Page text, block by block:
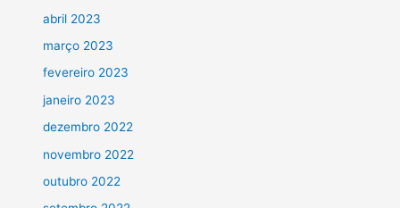
abril 2023
março 2023
fevereiro 2023
janeiro 2023
dezembro 2022
novembro 2022
outubro 2022